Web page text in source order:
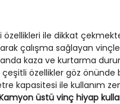
ile dikkat
çalışma sağlayan
kaza ve kurtarma
özellikler göz önünde
kapasitesi ile kullanım
üstü vinç hiyap